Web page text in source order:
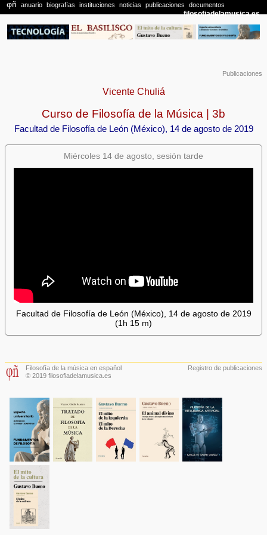
Publicaciones
Vicente Chuliá
Curso de Filosofía de la Música | 3b
Facultad de Filosofía de León (México), 14 de agosto de 2019
Miércoles 14 de agosto, sesión tarde
Facultad de Filosofía de León (México), 14 de agosto de 2019
(1h 15 m)
Filosofía de la música en español
© 2019 filosofiadelamusica.es
Registro de publicaciones